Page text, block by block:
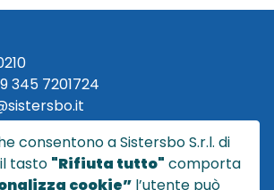
345 7201724
18:00
consentono a Sistersbo S.r.l. di
tasto "Rifiuta tutto" comporta
cookie”l’utente può